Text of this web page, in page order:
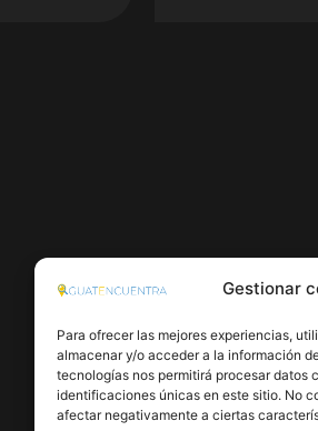
Gestionar
Para ofrecer las mejores experiencias,
almacenar y/o acceder a la información
tecnologías nos permitirá procesar datos
identificaciones únicas en este sitio. No
afectar negativamente a ciertas